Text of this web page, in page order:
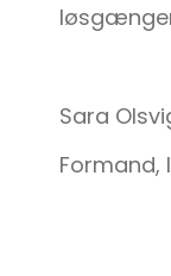
Sara
Formand,